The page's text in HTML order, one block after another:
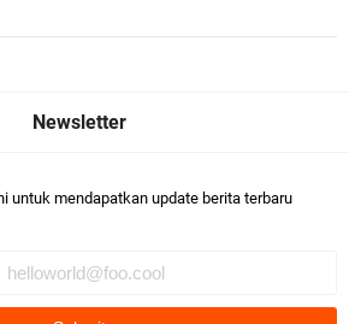
untuk mendapatkan update berita terbaru